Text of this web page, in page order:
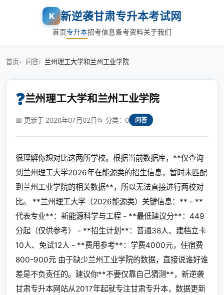
K 新逆袭甘肃专升本考试网
首页专升本招考信息备考资料关于我们
首页 问答 兰州理工大学和兰州工业学院
❓兰州理工大学和兰州工业学院
📅 更新于 2026年07月02日📂 分类：0 问答
很理解你想对比这两所学校。根据当前数据库，**仅查询
到兰州理工大学2026年在能源类的招生信息，暂时未匹配
到兰州工业学院的相关数据**，所以无法直接进行两校对
比。 **兰州理工大学（2026能源类）关键信息：** - **
代表专业**：新能源科学与工程 - **最低建议分**：449
分起（仅供参考） - **招生计划**：普通38人、建档立卡
10人、免试12人 - **费用参考**：学费4000元，住宿费
800-900元 由于缺少兰州工业学院的数据，直接说谁好谁
差是不负责任的。建议你**不要仅靠自己猜测**，新逆袭
甘肃专升本网站从2017年起就专注甘肃专升本，数据更新